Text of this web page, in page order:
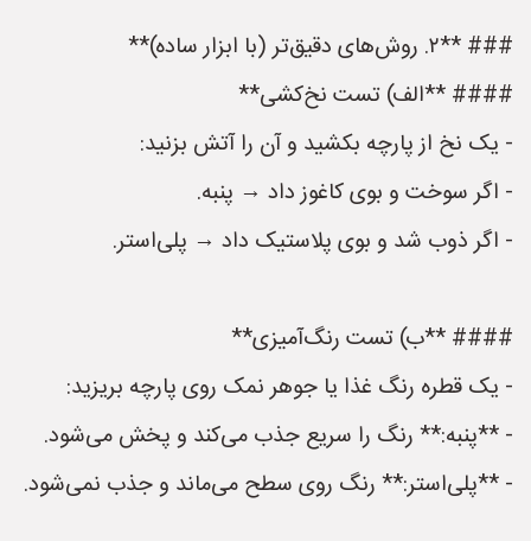
### **۲. روش‌های دقیق‌تر (با ابزار ساده)**
#### **الف) تست نخ‌کشی**
- یک نخ از پارچه بکشید و آن را آتش بزنید:
- اگر سوخت و بوی کاغوز داد → پنبه.
- اگر ذوب شد و بوی پلاستیک داد → پلی‌استر.
#### **ب) تست رنگ‌آمیزی**
- یک قطره رنگ غذا یا جوهر نمک روی پارچه بریزید:
- **پنبه:** رنگ را سریع جذب می‌کند و پخش می‌شود.
- **پلی‌استر:** رنگ روی سطح می‌ماند و جذب نمی‌شود.